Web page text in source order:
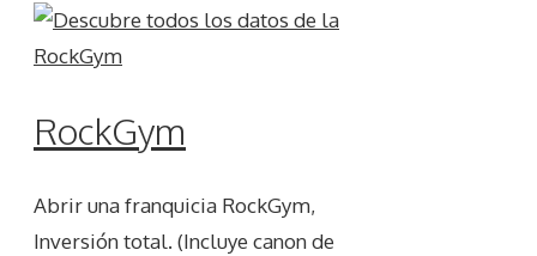
RockGym
Abrir una franquicia RockGym,
Inversión total. (Incluye canon de